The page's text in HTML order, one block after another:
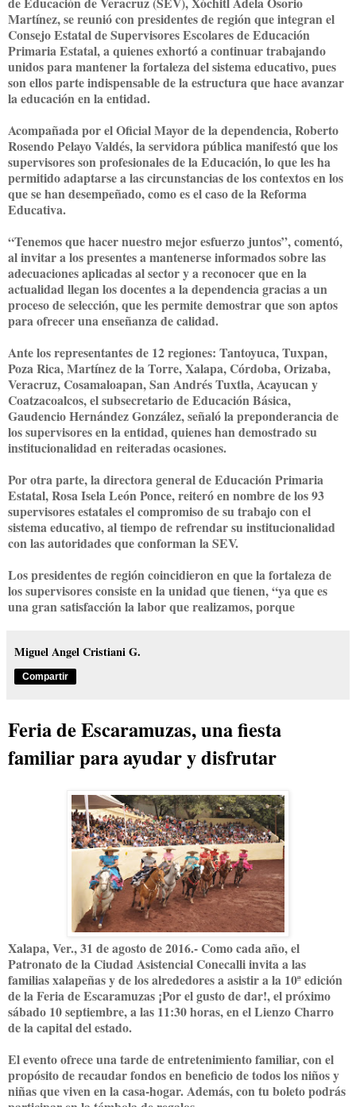
Martínez, se reunió con presidentes de región que integran el
Consejo Estatal de Supervisores Escolares de Educación
Primaria Estatal, a quienes exhortó a continuar trabajando
unidos para mantener la fortaleza del sistema educativo, pues
son ellos parte indispensable de la estructura que hace avanzar
la educación en la entidad.
Acompañada por el Oficial Mayor de la dependencia, Roberto
Rosendo Pelayo Valdés, la servidora pública manifestó que los
supervisores son profesionales de la Educación, lo que les ha
permitido adaptarse a las circunstancias de los contextos en los
que se han desempeñado, como es el caso de la Reforma
Educativa.
“Tenemos que hacer nuestro mejor esfuerzo juntos”, comentó,
al invitar a los presentes a mantenerse informados sobre las
adecuaciones aplicadas al sector y a reconocer que en la
actualidad llegan los docentes a la dependencia gracias a un
proceso de selección, que les permite demostrar que son aptos
para ofrecer una enseñanza de calidad.
Ante los representantes de 12 regiones: Tantoyuca, Tuxpan,
Poza Rica, Martínez de la Torre, Xalapa, Córdoba, Orizaba,
Veracruz, Cosamaloapan, San Andrés Tuxtla, Acayucan y
Coatzacoalcos, el subsecretario de Educación Básica,
Gaudencio Hernández González, señaló la preponderancia de
los supervisores en la entidad, quienes han demostrado su
institucionalidad en reiteradas ocasiones.
Por otra parte, la directora general de Educación Primaria
Estatal, Rosa Isela León Ponce, reiteró en nombre de los 93
supervisores estatales el compromiso de su trabajo con el
sistema educativo, al tiempo de refrendar su institucionalidad
con las autoridades que conforman la SEV.
Los presidentes de región coincidieron en que la fortaleza de
los supervisores consiste en la unidad que tienen, “ya que es
una gran satisfacción la labor que realizamos, porque
Miguel Angel Cristiani G.
Compartir
Feria de Escaramuzas, una fiesta
familiar para ayudar y disfrutar
Xalapa, Ver., 31 de agosto de 2016.- Como cada año, el
Patronato de la Ciudad Asistencial Conecalli invita a las
familias xalapeñas y de los alrededores a asistir a la 10ª edición
de la Feria de Escaramuzas ¡Por el gusto de dar!, el próximo
sábado 10 septiembre, a las 11:30 horas, en el Lienzo Charro
de la capital del estado.
El evento ofrece una tarde de entretenimiento familiar, con el
propósito de recaudar fondos en beneficio de todos los niños y
niñas que viven en la casa-hogar. Además, con tu boleto podrás